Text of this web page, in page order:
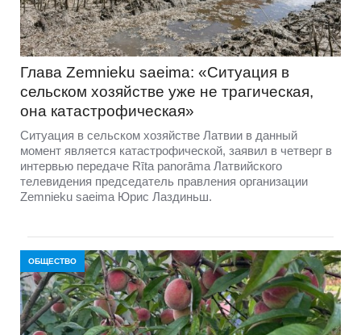
Глава Zemnieku saeima: «Ситуация в
сельском хозяйстве уже не трагическая,
она катастрофическая»
Ситуация в сельском хозяйстве Латвии в данный
момент является катастрофической, заявил в четверг в
интервью передаче Rīta panorāma Латвийского
телевидения председатель правления организации
Zemnieku saeima Юрис Лаздиньш.
ОБЩЕСТВО